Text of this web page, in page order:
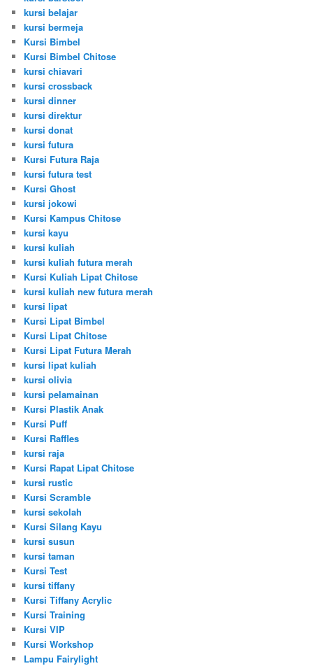
kursi belajar
kursi bermeja
Kursi Bimbel
Kursi Bimbel Chitose
kursi chiavari
kursi crossback
kursi dinner
kursi direktur
kursi donat
kursi futura
Kursi Futura Raja
kursi futura test
Kursi Ghost
kursi jokowi
Kursi Kampus Chitose
kursi kayu
kursi kuliah
kursi kuliah futura merah
Kursi Kuliah Lipat Chitose
kursi kuliah new futura merah
kursi lipat
Kursi Lipat Bimbel
Kursi Lipat Chitose
Kursi Lipat Futura Merah
kursi lipat kuliah
kursi olivia
kursi pelamainan
Kursi Plastik Anak
Kursi Puff
Kursi Raffles
kursi raja
Kursi Rapat Lipat Chitose
kursi rustic
Kursi Scramble
kursi sekolah
Kursi Silang Kayu
kursi susun
kursi taman
Kursi Test
kursi tiffany
Kursi Tiffany Acrylic
Kursi Training
Kursi VIP
Kursi Workshop
Lampu Fairylight